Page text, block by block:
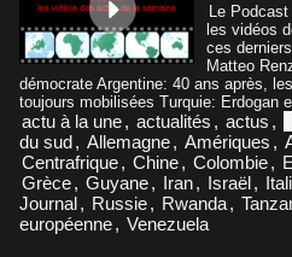
Le
les vidéos
ces
Matteo
démocrate Argentine: 40 ans après,
toujours mobilisées Turquie: Erdogan
actu à la une, actualités , actus ,
du sud, Allemagne, Amériques ,
Centrafrique, Chine, Colombie,
Grèce, Guyane, Iran, Israël,
Journal, Russie, Rwanda,
européenne, Venezuela